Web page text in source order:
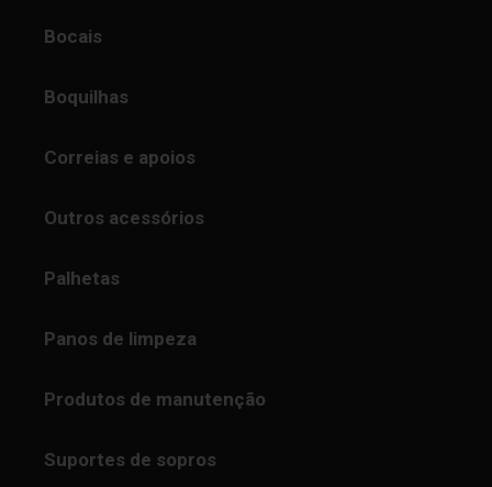
Bocais
Boquilhas
Correias e apoios
Outros acessórios
Palhetas
Panos de limpeza
Produtos de manutenção
Suportes de sopros